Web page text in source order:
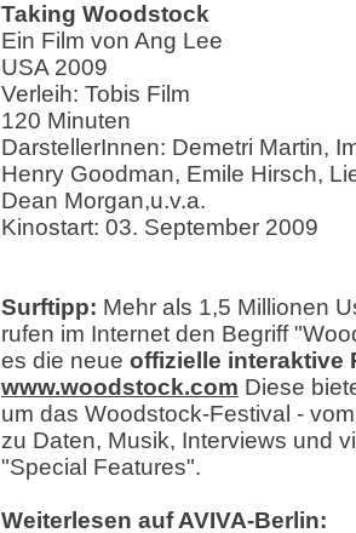
Taking Woodstock
Ein Film von Ang Lee
USA 2009
Verleih: Tobis Film
120 Minuten
DarstellerInnen: Demetri Martin,
Henry Goodman, Emile Hirsch,
Dean Morgan,u.v.a.
Kinostart: 03. September 2009
Surftipp: Mehr als 1,5 Millionen
rufen im Internet den Begriff
es die neue offizielle interaktive
www.woodstock.com Diese
um das Woodstock-Festival -
zu Daten, Musik, Interviews und
"Special Features".
Weiterlesen auf AVIVA-Berlin: